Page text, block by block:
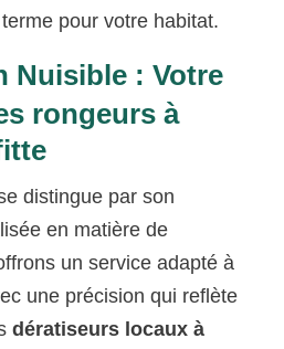
pour votre habitat.
Nuisible : Votre
rongeurs à
distingue par son
en matière de
un service adapté à
une précision qui reflète
dératiseurs locaux à